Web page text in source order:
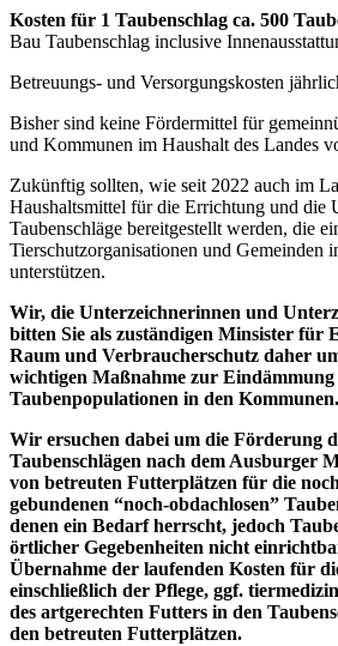
Kosten für 1 Taubenschlag ca. 500
Bau Taubenschlag inclusive
Betreuungs- und Versorgungskosten
Bisher sind keine Fördermittel für
und Kommunen im Haushalt des Landes
Zukünftig sollten, wie seit 2022 auch im
Haushaltsmittel für die Errichtung und die
Taubenschläge bereitgestellt werden, die
Tierschutzorganisationen und Gemeinden
unterstützen.
Wir, die Unterzeichnerinnen und
bitten Sie als zuständigen Minsister für
Raum und Verbraucherschutz daher
wichtigen Maßnahme zur
Taubenpopulationen in den Kommunen.
Wir ersuchen dabei um die Förderung
Taubenschlägen nach dem Ausburger
von betreuten Futterplätzen für die
gebundenen “noch-obdachlosen”
denen ein Bedarf herrscht, jedoch
örtlicher Gegebenheiten nicht
Übernahme der laufenden Kosten für
einschließlich der Pflege, ggf.
des artgerechten Futters in den
den betreuten Futterplätzen.